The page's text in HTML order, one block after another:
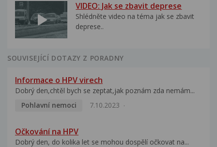
VIDEO: Jak se zbavit deprese
Shlédněte video na téma jak se zbavit
deprese..
SOUVISEJÍCÍ DOTAZY Z PORADNY
Informace o HPV virech
Dobrý den,chtěl bych se zeptat,jak poznám zda nemám...
Pohlavní nemoci
7.10.2023
Očkování na HPV
Dobrý den, do kolika let se mohou dospělí očkovat na...